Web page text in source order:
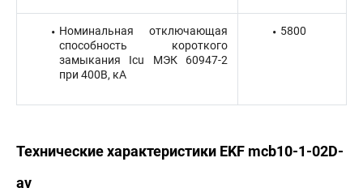
Номинальная отключающая
способность короткого
замыкания Icu МЭК 60947-2
при 400В, кА
5800
Технические характеристики EKF mcb10-1-02D-
av